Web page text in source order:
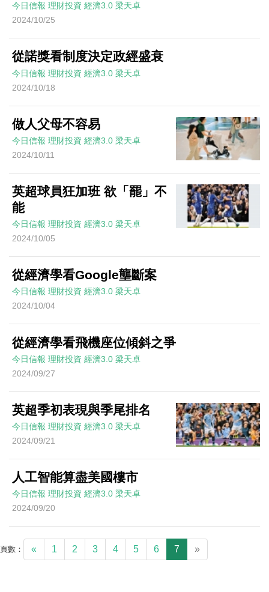
今日信報 理財投資 經濟3.0 梁天卓
2024/10/25
從諾獎看制度決定政經盛衰
今日信報 理財投資 經濟3.0 梁天卓
2024/10/18
做人父母不容易
今日信報 理財投資 經濟3.0 梁天卓
2024/10/11
英超球員狂加班 欲「罷」不
能
今日信報 理財投資 經濟3.0 梁天卓
2024/10/05
從經濟學看Google壟斷案
今日信報 理財投資 經濟3.0 梁天卓
2024/10/04
從經濟學看飛機座位傾斜之爭
今日信報 理財投資 經濟3.0 梁天卓
2024/09/27
英超季初表現與季尾排名
今日信報 理財投資 經濟3.0 梁天卓
2024/09/21
人工智能算盡美國樓市
今日信報 理財投資 經濟3.0 梁天卓
2024/09/20
頁數： « 1 2 3 4 5 6 7 »